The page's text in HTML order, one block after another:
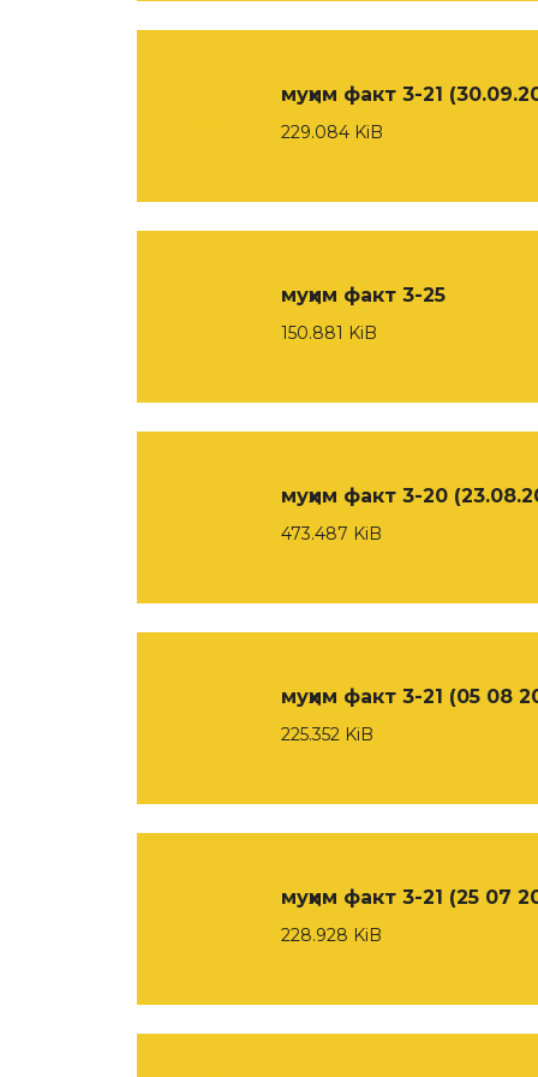
муҳим факт 3-21
229.084 KiB
муҳим факт 3-25
150.881 KiB
муҳим факт 3-20
473.487 KiB
муҳим факт 3-21 (05 08
225.352 KiB
муҳим факт 3-21 (25 07
228.928 KiB